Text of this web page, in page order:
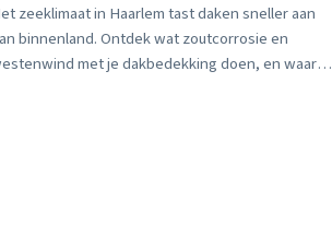
zeeklimaat in Haarlem tast daken sneller aan
binnenland. Ontdek wat zoutcorrosie en
met je dakbedekking doen, en waarom